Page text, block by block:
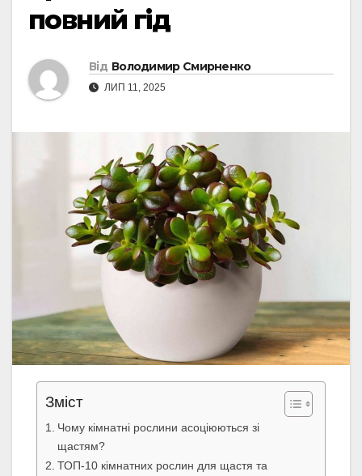
повний гід
Від Володимир Смирненко
ЛИП 11, 2025
Зміст
Чому кімнатні рослини асоціюються зі
щастям?
ТОП-10 кімнатних рослин для щастя та